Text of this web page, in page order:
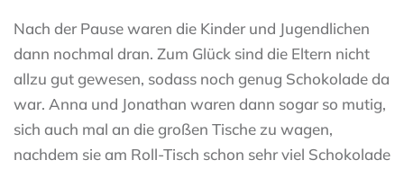
Nach der Pause waren die Kinder und Jugendlichen
dann nochmal dran. Zum Glück sind die Eltern nicht
allzu gut gewesen, sodass noch genug Schokolade da
war. Anna und Jonathan waren dann sogar so mutig,
sich auch mal an die großen Tische zu wagen,
nachdem sie am Roll-Tisch schon sehr viel Schokolade